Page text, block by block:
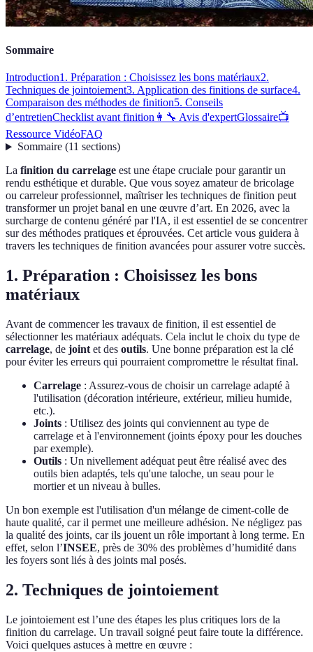
Sommaire
Introduction1. Préparation : Choisissez les bons matériaux2.
Techniques de jointoiement3. Application des finitions de surface4.
Comparaison des méthodes de finition5. Conseils
d’entretienChecklist avant finition 👩‍🔧 Avis d'expertGlossaire📺
Ressource VidéoFAQ
Sommaire(11 sections)
La finition du carrelage est une étape cruciale pour garantir un
rendu esthétique et durable. Que vous soyez amateur de bricolage
ou carreleur professionnel, maîtriser les techniques de finition peut
transformer un projet banal en une œuvre d’art. En 2026, avec la
surcharge de contenu généré par l'IA, il est essentiel de se concentrer
sur des méthodes pratiques et éprouvées. Cet article vous guidera à
travers les techniques de finition avancées pour assurer votre succès.
1. Préparation : Choisissez les bons
matériaux
Avant de commencer les travaux de finition, il est essentiel de
sélectionner les matériaux adéquats. Cela inclut le choix du type de
carrelage, de joint et des outils. Une bonne préparation est la clé
pour éviter les erreurs qui pourraient compromettre le résultat final.
Carrelage : Assurez-vous de choisir un carrelage adapté à
l'utilisation (décoration intérieure, extérieur, milieu humide,
etc.).
Joints : Utilisez des joints qui conviennent au type de
carrelage et à l'environnement (joints époxy pour les douches
par exemple).
Outils : Un nivellement adéquat peut être réalisé avec des
outils bien adaptés, tels qu'une taloche, un seau pour le
mortier et un niveau à bulles.
Un bon exemple est l'utilisation d'un mélange de ciment-colle de
haute qualité, car il permet une meilleure adhésion. Ne négligez pas
la qualité des joints, car ils jouent un rôle important à long terme. En
effet, selon l’INSEE, près de 30% des problèmes d’humidité dans
les foyers sont liés à des joints mal posés.
2. Techniques de jointoiement
Le jointoiement est l’une des étapes les plus critiques lors de la
finition du carrelage. Un travail soigné peut faire toute la différence.
Voici quelques astuces à mettre en œuvre :